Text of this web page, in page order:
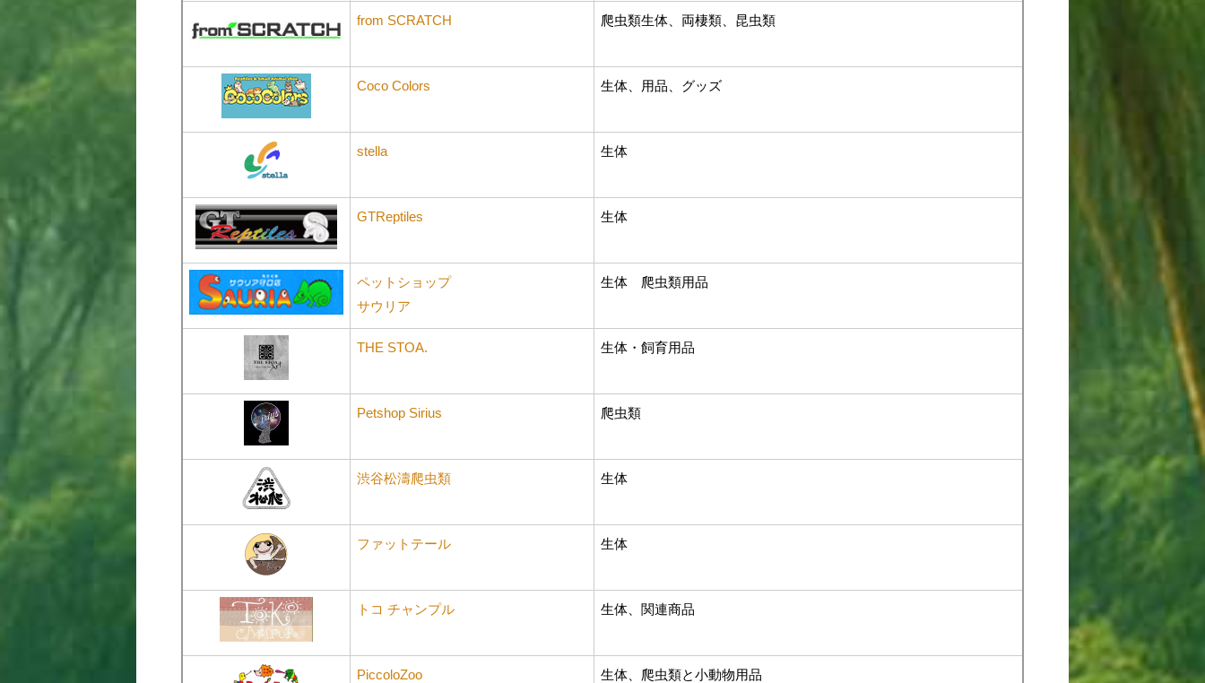
from SCRATCH 爬虫類生体、両棲類、昆虫類
Coco Colors 生体、用品、グッズ
stella 生体
GTReptiles 生体
ペットショップ
サウリア
生体 爬虫類用品
THE STOA. 生体・飼育用品
Petshop Sirius 爬虫類
渋谷松濤爬虫類 生体
ファットテール 生体
トコ チャンプル 生体、関連商品
PiccoloZoo 生体、爬虫類と小動物用品